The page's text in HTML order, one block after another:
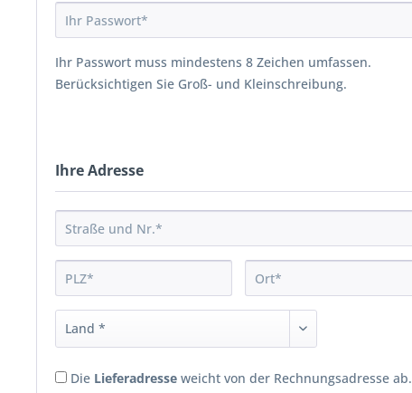
Ihr Passwort muss mindestens 8 Zeichen umfassen.
Berücksichtigen Sie Groß- und Kleinschreibung.
Ihre Adresse
Die Lieferadresseweicht von der Rechnungsadresse ab.